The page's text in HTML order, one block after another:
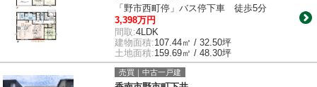
「野市西町停」バス停下車 徒歩5分
3,398万円
間取:4LDK
建物面積:107.44㎡ / 32.50坪
土地面積:159.69㎡ / 48.30坪
売買｜中古一戸建